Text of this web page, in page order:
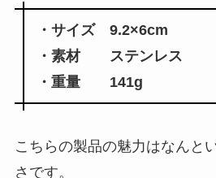
・サイズ 9.2×6cm
・素材 ステンレス
・重量 141g
こちらの製品の魅力はなんと
さです。